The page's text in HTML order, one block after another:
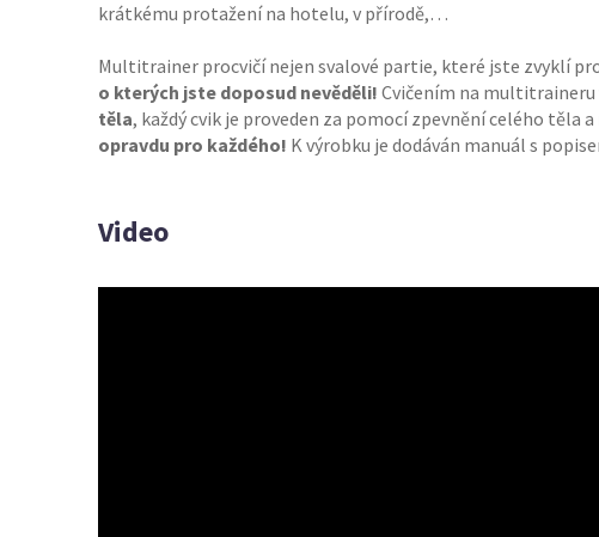
krátkému protažení na hotelu, v přírodě,…
Multitrainer procvičí nejen svalové partie, které jste zvyklí
o kterých jste doposud nevěděli! Cvičením na multitraineru
těla, každý cvik je proveden za pomocí zpevnění celého těla
opravdu pro každého! K výrobku je dodáván manuál s
Video